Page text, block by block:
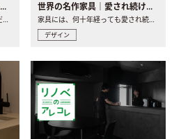
キッチンはレイアウトで決まる。後悔しないための考え方と選び方
キッチンは生活の中心となる場所だからこそ、家の中のどこに置..
世界の名作家具｜愛され続ける理由と一生モノとの出会い方
家具には、何十年経っても愛され続ける「名作」と呼ばれるもの..
デザイン